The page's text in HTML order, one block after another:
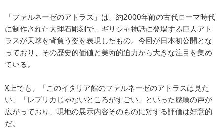
「ファルネーゼのアトラス」は、約2000年前の古代ローマ時代
に制作された大理石彫刻で、ギリシャ神話に登場する巨人アト
ラスが天球を背負う姿を表現したもの。今回が日本初公開とな
っており、その歴史的価値と美術的迫力から大きな注目を集め
ている。
X上でも、「このイタリア館のファルネーゼのアトラスは見た
い」「レプリカじゃないところがすごい」といった感嘆の声が
広がっており、現地の展示内容そのものに対する評価は好意的
だ。